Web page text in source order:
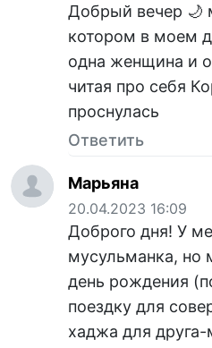
Добрый вечер 🌙
котором в моем
одна женщина и
читая про себя
проснулась
Ответить
Марьяна
20.04.2023 16:09
Доброго дня! У
мусульманка, но
день рождения
поездку для
хаджа для